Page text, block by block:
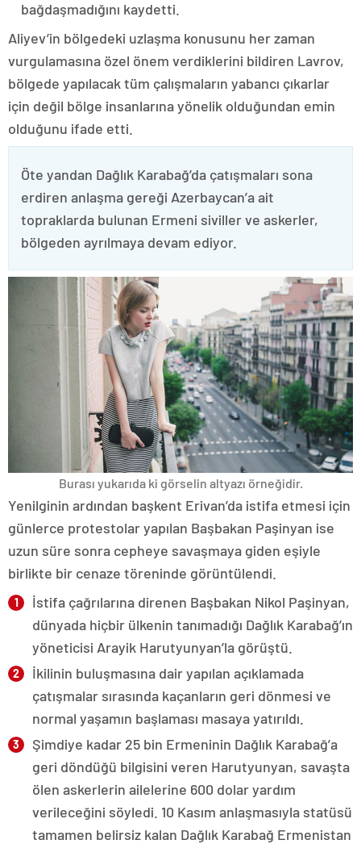
bağdaşmadığını kaydetti.
Aliyev’in bölgedeki uzlaşma konusunu her zaman
vurgulamasına özel önem verdiklerini bildiren Lavrov,
bölgede yapılacak tüm çalışmaların yabancı çıkarlar
için değil bölge insanlarına yönelik olduğundan emin
olduğunu ifade etti.
Öte yandan Dağlık Karabağ’da çatışmaları sona
erdiren anlaşma gereği Azerbaycan’a ait
topraklarda bulunan Ermeni siviller ve askerler,
bölgeden ayrılmaya devam ediyor.
Burası yukarıda ki görselin altyazı örneğidir.
Yenilginin ardından başkent Erivan’da istifa etmesi için
günlerce protestolar yapılan Başbakan Paşinyan ise
uzun süre sonra cepheye savaşmaya giden eşiyle
birlikte bir cenaze töreninde görüntülendi.
İstifa çağrılarına direnen Başbakan Nikol Paşinyan,
dünyada hiçbir ülkenin tanımadığı Dağlık Karabağ’ın
yöneticisi Arayik Harutyunyan’la görüştü.
İkilinin buluşmasına dair yapılan açıklamada
çatışmalar sırasında kaçanların geri dönmesi ve
normal yaşamın başlaması masaya yatırıldı.
Şimdiye kadar 25 bin Ermeninin Dağlık Karabağ’a
geri döndüğü bilgisini veren Harutyunyan, savaşta
ölen askerlerin ailelerine 600 dolar yardım
verileceğini söyledi. 10 Kasım anlaşmasıyla statüsü
tamamen belirsiz kalan Dağlık Karabağ Ermenistan